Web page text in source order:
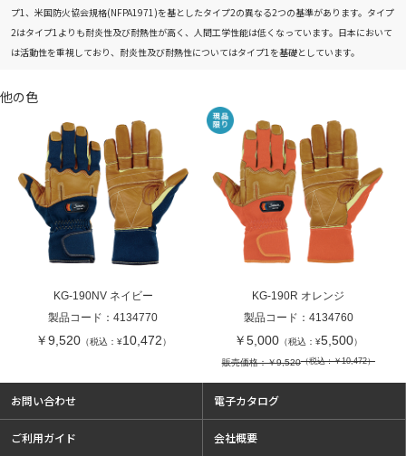
プ1、米国防火協会規格(NFPA1971)を基としたタイプ2の異なる2つの基準があります。タイプ
2はタイプ1よりも耐炎性及び耐熱性が高く、人間工学性能は低くなっています。日本において
は活動性を重視しており、耐炎性及び耐熱性についてはタイプ1を基礎としています。
他の色
KG-190NV ネイビー
製品コード：4134770
￥9,520（税込：¥10,472）
KG-190R オレンジ
製品コード： 4134760
販売価格：￥9,520（税込：￥10,472）
￥5,000 （税込：¥5,500）
お問い合わせ 電子カタログ
ご利用ガイド 会社概要